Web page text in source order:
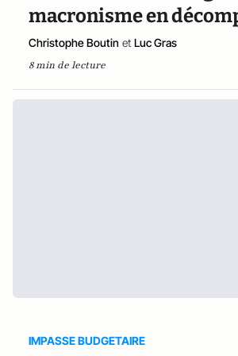
macronisme en
Christophe Boutin et Luc Gras
8 min de lecture
IMPASSE BUDGETAIRE